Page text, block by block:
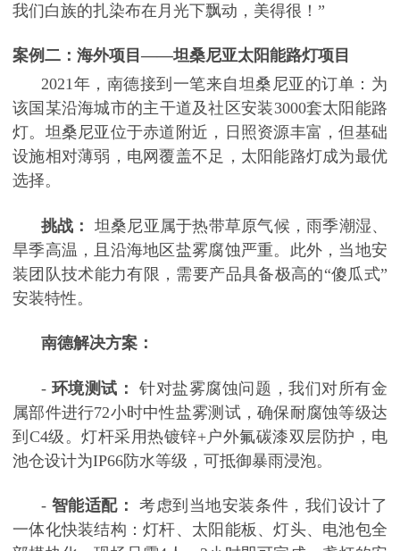
我们白族的扎染布在月光下飘动，美得很！”
案例二：海外项目 ——坦桑尼亚太阳能路灯项目
2021年，南德接到一笔来自坦桑尼亚的订单：为
该国某沿海城市的主干道及社区安装3000套太阳能路
灯。坦桑尼亚位于赤道附近，日照资源丰富，但基础
设施相对薄弱，电网覆盖不足，太阳能路灯成为最优
选择。
挑战：
坦桑尼亚属于热带草原气候，雨季潮湿、
旱季高温，且沿海地区盐雾腐蚀严重。此外，当地安
装团队技术能力有限，需要产品具备极高的“傻瓜式”
安装特性。
南德解决方案：
- 环境测试：
针对盐雾腐蚀问题，我们对所有金
属部件进行72小时中性盐雾测试，确保耐腐蚀等级达
到C4级。灯杆采用热镀锌+户外氟碳漆双层防护，电
池仓设计为IP66防水等级，可抵御暴雨浸泡。
- 智能适配：
考虑到当地安装条件，我们设计了
一体化快装结构：灯杆、太阳能板、灯头、电池包全